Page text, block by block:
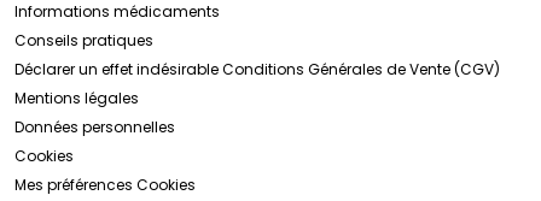
Informations médicaments
Conseils pratiques
Déclarer un effet indésirableConditions Générales de Vente (CGV)
Mentions légales
Données personnelles
Cookies
Mes préférences Cookies